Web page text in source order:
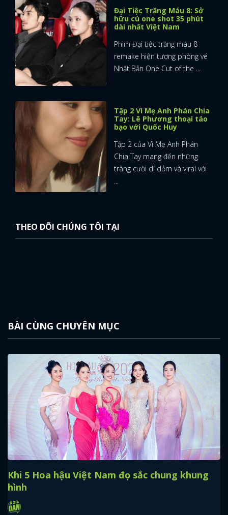
Đại Tiệc Trăng Máu 8: Sở
hữu cú one shot 35 phút
dài nhất Việt Nam
Phim Đại tiệc trăng máu 8
remake hiện tượng phòng vé
Nhật Bản One Cut of the ...
Tập 2 Vì Mẹ Anh Phán Chia
Tay: Lê Phương thoại táo
bạo với Quốc Huy
Tập 2 của Vì Mẹ Anh Phán
Chia Tay mang đến những
tràng cười dí dỏm và viral với
...
THEO DÕI CHÚNG TÔI TẠI
BÀI CÙNG CHUYÊN MỤC
Khi 5 Hoa hậu Việt Nam đọ sắc chung khung
hình